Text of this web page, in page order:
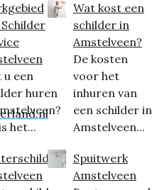
een
huren
het...
Wat kost een
schilder in
Amstelveen?
De kosten
voor het
inhuren van
een schilder in
Amstelveen...
Spuitwerk
Amstelveen